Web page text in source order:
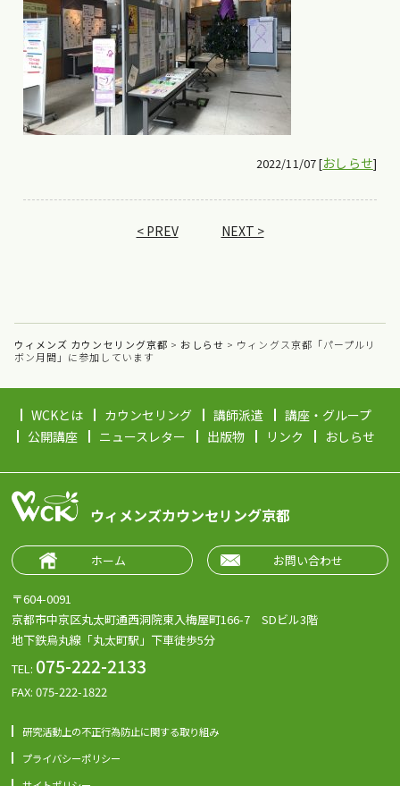
2022/11/07 [おしらせ]
< PREV NEXT >
ウィメンズ カウンセリング京都 > おしらせ > ウィングス京都「パープルリ
ボン月間」に参加しています
WCKとは カウンセリング 講師派遣
講座・グループ
公開講座
ニュースレター 出版物 リンク おしらせ
ウィメンズカウンセリング京都
ホーム お問い合わせ
〒604-0091
京都市中京区丸太町通西洞院東入梅屋町166-7 SDビル3階
地下鉄烏丸線「丸太町駅」下車徒歩5分
TEL: 075-222-2133
FAX: 075-222-1822
研究活動上の不正行為防止に関する取り組み
プライバシーポリシー